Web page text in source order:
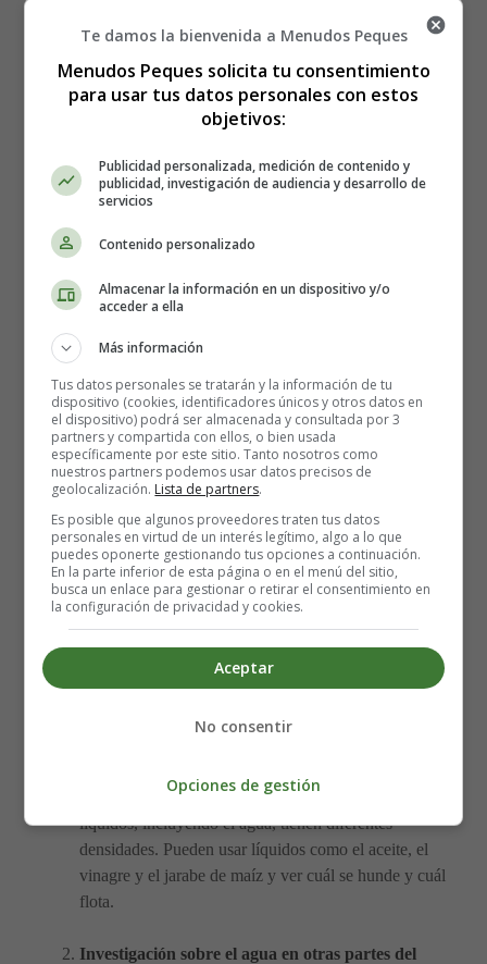
cómo el agua se mueve a través del medio ambiente.
ciclo del agua.
Experimento de filtración: Los niños pueden hacer
un experimento para filtrar agua sucia y hacerla
limpia. Pueden usar diferentes materiales para filtrar
el agua, como algodón, arena, carbón y piedras.
Los niños pueden investigar cuánta agua se usa en el
hogar y cómo se puede conservar el agua. Pueden
hacer recomendaciones sobre cómo reducir el uso del
consumo de agua.
Creación de un cartel sobre el agua
pueden crear un cartel para mostrar lo que han
aprendido sobre el agua. Pueden incluir información
sobre la contaminación del agua, el ciclo del agua, la
conservación del agua y otros temas relacionados con
el agua.
Ideas adicionales de actividades para
un proyecto de investigación sobre el
realizar un experimento para ver cómo diferentes
líquidos, incluyendo el agua, tienen diferentes
densidades. Pueden usar líquidos como el aceite, el
vinagre y el jarabe de maíz y ver cuál se hunde y cuál
flota.
Investigación sobre el agua en otras partes del
Te damos la bienvenida a Menudos Peques
Menudos Peques solicita tu consentimiento
para usar tus datos personales con estos
objetivos:
Publicidad personalizada, medición de contenido y
publicidad, investigación de audiencia y desarrollo de
servicios
Contenido personalizado
Almacenar la información en un dispositivo y/o
acceder a ella
Más información
Tus datos personales se tratarán y la información de tu
dispositivo (cookies, identificadores únicos y otros datos en
el dispositivo) podrá ser almacenada y consultada por 3
partners y compartida con ellos, o bien usada
específicamente por este sitio. Tanto nosotros como
nuestros partners podemos usar datos precisos de
geolocalización. Lista de partners.
Es posible que algunos proveedores traten tus datos
personales en virtud de un interés legítimo, algo a lo que
puedes oponerte gestionando tus opciones a continuación.
En la parte inferior de esta página o en el menú del sitio,
busca un enlace para gestionar o retirar el consentimiento en
la configuración de privacidad y cookies.
Aceptar
No consentir
Opciones de gestión